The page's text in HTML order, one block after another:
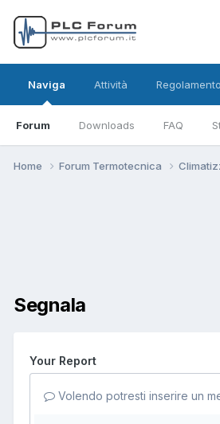
Naviga
Forum Downloads FAQ
Attività Regolamento
Home Forum Termotecnica
Segnala
Your Report
Volendo potresti inserire un